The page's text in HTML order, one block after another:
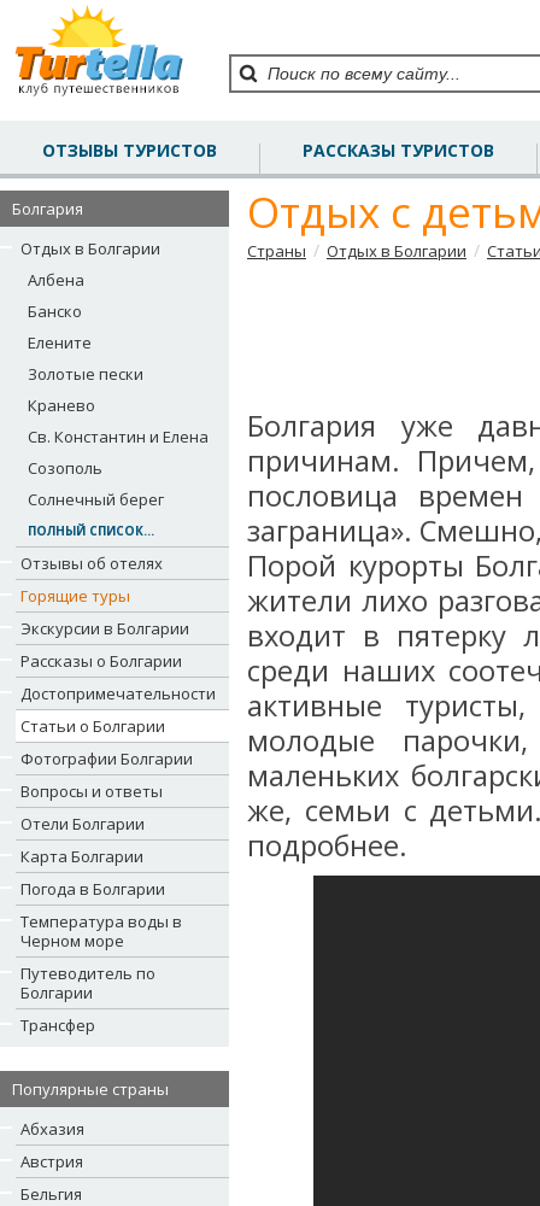
ОТЗЫВЫ ТУРИСТОВ РАССКАЗЫ ТУРИСТОВ
Болгария
Отдых в Болгарии
Албена
Банско
Елените
Золотые пески
Кранево
Св. Константин и Елена
Созополь
Солнечный берег
ПОЛНЫЙ СПИСОК...
Отзывы об отелях
Горящие туры
Экскурсии в Болгарии
Рассказы о Болгарии
Достопримечательности
Статьи о Болгарии
Фотографии Болгарии
Вопросы и ответы
Отели Болгарии
Карта Болгарии
Погода в Болгарии
Температура воды в
Черном море
Путеводитель по
Болгарии
Трансфер
Популярные страны
Абхазия
Австрия
Бельгия
Отдых с
Страны / Отдых в Болгарии /
Болгария уже
причинам.
пословица
заграница».
Порой курорты
жители лихо
входит в пятерку
среди наших
активные
молодые
маленьких
же, семьи с
подробнее.